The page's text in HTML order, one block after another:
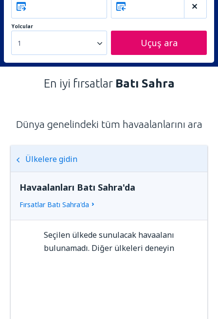
Yolcular
1 Uçuş ara
En iyi fırsatlar Batı Sahra
Dünya genelindeki tüm havaalanlarını ara
Ülkelere gidin
Havaalanları Batı Sahra'da
Fırsatlar Batı Sahra'da
Seçilen ülkede sunulacak havaalanı
bulunamadı. Diğer ülkeleri deneyin